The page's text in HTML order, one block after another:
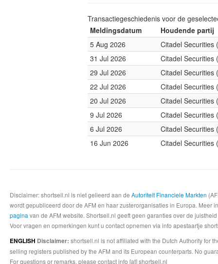
Transactiegeschiedenis voor de
Meldingsdatum
Houdende partij
5 Aug 2026
Citadel Securities
31 Jul 2026
Citadel Securities
29 Jul 2026
Citadel Securities
22 Jul 2026
Citadel Securities
20 Jul 2026
Citadel Securities
9 Jul 2026
Citadel Securities
6 Jul 2026
Citadel Securities
16 Jun 2026
Citadel Securities
Disclaimer: shortsell.nl is niet gelieerd aan de Autoriteit Financiele Markten
wordt gepubliceerd door de AFM en haar zusterorganisaties in Europa.
pagina van de AFM website. Shortsell.nl geeft geen garanties over de
Voor vragen en opmerkingen kunt u contact opnemen via info apestaartje
ENGLISH Disclaimer: shortsell.nl is not affiliated with the Dutch Authority for
selling registers published by the AFM and its European counterparts. No
For questions or remarks, please contact info [at] shortsell.nl